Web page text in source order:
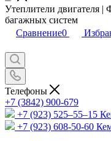
Утеплители двигателя |
багажных систем
Сравнение0
Телефоны
+7 (3842) 900-679
+7 (923) 525–55–15
+7 (923) 608-50-60